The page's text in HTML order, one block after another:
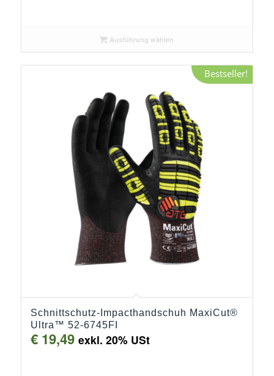
Ausführung wählen
Bestseller!
Schnittschutz-Impacthandschuh MaxiCut®
Ultra™ 52-6745FI
€19,49 exkl. 20% USt